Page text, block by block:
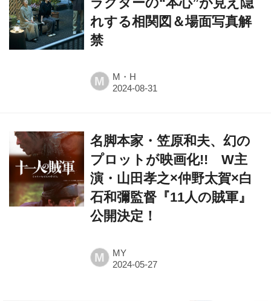
禁
M
プロットが映画化!! W主
演・山田孝之×仲野太賀×白
石和彌監督『11人の賊軍』
公開決定！
M MY